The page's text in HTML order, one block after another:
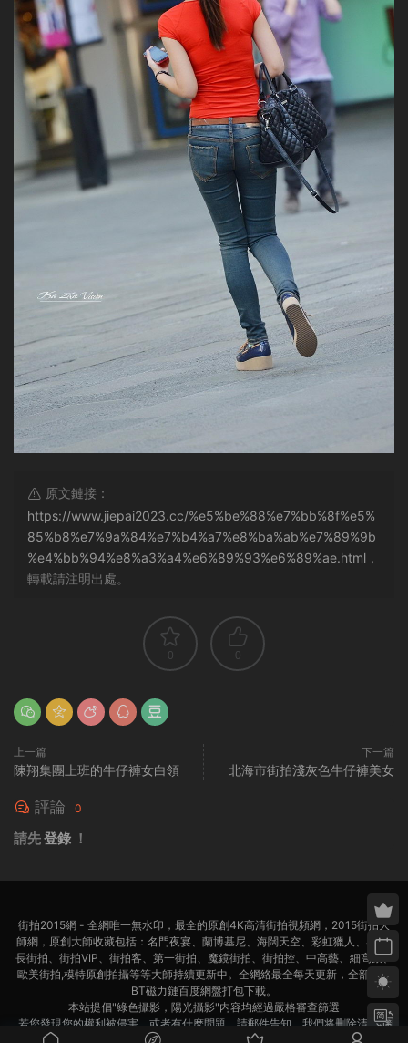
原文鏈接：
https://www.jiepai2023.cc/%e5%be%88%e7%bb%8f%e5%
85%b8%e7%9a%84%e7%b4%a7%e8%ba%ab%e7%89%9b
%e4%bb%94%e8%a3%a4%e6%89%93%e6%89%ae.html ，
轉載請注明出處。
0 0
上一篇
陳翔集團上班的牛仔褲女白領
下一篇
北海市街拍淺灰色牛仔褲美女
評論 0
請先登錄 ！
街拍2015網 - 全網唯一無水印，最全的原創4K高清街拍視頻網，2015街拍大
師網，原創大師收藏包括：名門夜宴、蘭博基尼、海闊天空、彩虹獵人、4K超
長街拍、街拍VIP、街拍客、第一街拍、魔鏡街拍、街拍控、中高藝、細高跟、
歐美街拍,模特原創拍攝等等大師持續更新中。全網絡最全每天更新，全部迅雷
BT磁力鏈百度網盤打包下載。
本站提倡"綠色攝影，陽光攝影"内容均經過嚴格審查篩選
若您發現您的權利被侵害，或者有什麽問題，請郵件告知，我們将删除清理，
聯系郵箱：
bnxmdk@163.com